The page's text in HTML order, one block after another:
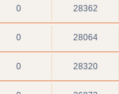
0 28362
0 28064
0 28320